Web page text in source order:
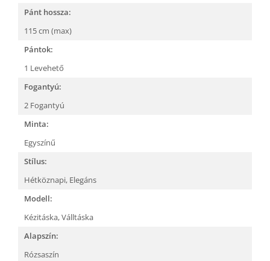
Pánt hossza:
115 cm (max)
Pántok:
1 Levehető
Fogantyú:
2 Fogantyú
Minta:
Egyszínű
Stílus:
Hétköznapi, Elegáns
Modell:
Kézitáska,Válltáska
Alapszín:
Rózsaszín